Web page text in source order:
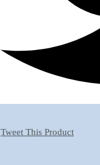
Tweet This Product